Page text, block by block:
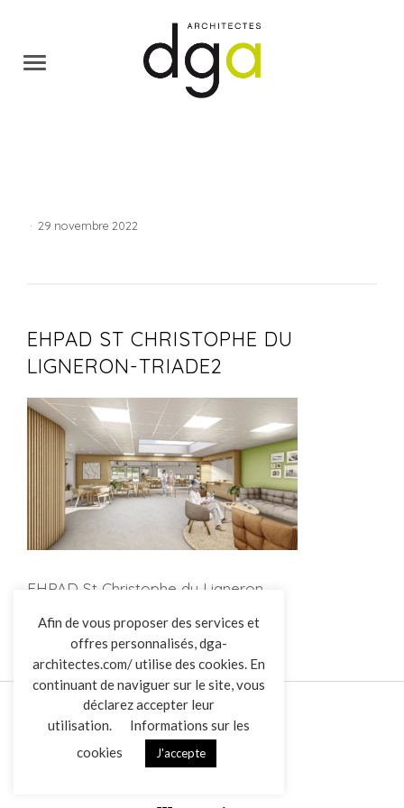
L’AGENCE
RÉALISATIONS
ACTUALITÉS
CONTACT
· 29 novembre 2022
EHPAD ST CHRISTOPHE DU
LIGNERON-TRIADE2
EHPAD St Christophe du Ligneron
Afin de vous proposer des services et
offres personnalisés, dga-
architectes.com/ utilise des cookies. En
continuant de naviguer sur le site, vous
déclarez accepter leur
utilisation.
Informations sur les
cookies
J'accepte